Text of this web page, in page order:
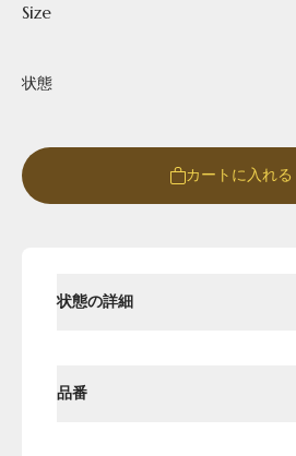
Round
Size
状態
カートに入れる
状態の詳細
品番